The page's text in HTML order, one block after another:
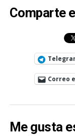
Comparte
Correo
Me gusta